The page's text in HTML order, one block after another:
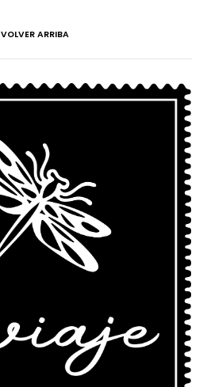
VOLVER ARRIBA